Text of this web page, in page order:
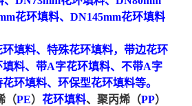
花环填料、DN145mm花环填料
填料、特殊花环填料，带边花环
料、带A字花环填料、不带A字
环填料、环保型花环填料等。
（PE） 花环填料、聚丙烯（PP）